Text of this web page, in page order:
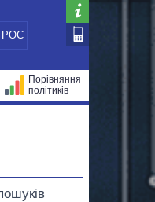
РОС
Порівняння
політиків